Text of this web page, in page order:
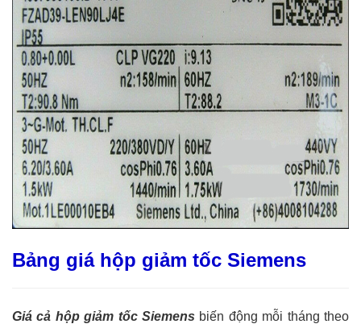
Bảng giá hộp giảm tốc Siemens
Giá cả hộp giảm tốc Siemens biến động mỗi tháng theo